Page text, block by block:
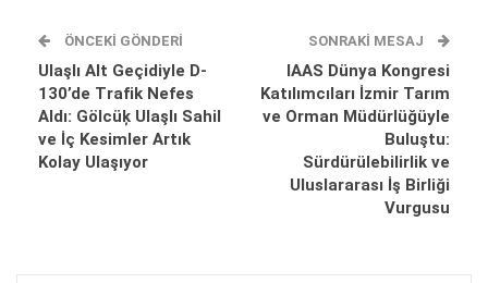
ÖNCEKI GÖNDERI
Ulaşlı Alt Geçidiyle D-
130’de Trafik Nefes
Aldı: Gölcüķ Ulaşlı Sahil
ve İç Kesimler Artık
Kolay Ulaşıyor
SONRAKI MESAJ
IAAS Dünya Kongresi
Katılımcıları İzmir Tarım
ve Orman Müdürlüğüyle
Buluştu:
Sürdürülebilirlik ve
Uluslararası İş Birliği
Vurgusu